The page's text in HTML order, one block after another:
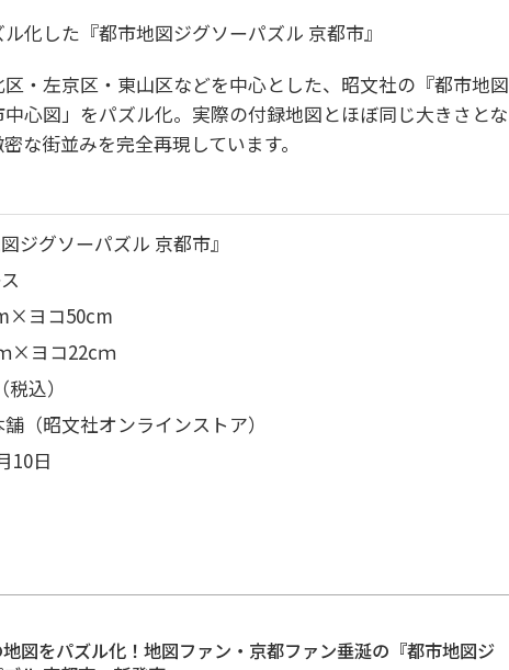
化した『都市地図ジグソーパズル 京都市』
・左京区・東山区などを中心とした、昭文社の『都市地図
心図」をパズル化。実際の付録地図とほぼ同じ大きさとな
な街並みを完全再現しています。
ソーパズル 京都市』
ヨコ50cm
×ヨコ22cｍ
込）
昭文社オンラインストア）
日
図をパズル化！地図ファン・京都ファン垂涎の『都市地図ジ